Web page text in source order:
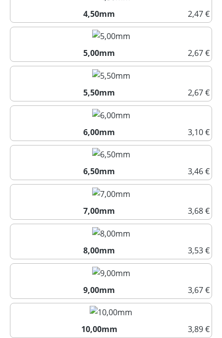
4,50mm
2,47 €
4,50mm
5,00mm
2,67 €
5,00mm
5,50mm
2,67 €
5,50mm
6,00mm
3,10 €
6,00mm
6,50mm
3,46 €
6,50mm
7,00mm
3,68 €
7,00mm
8,00mm
3,53 €
8,00mm
9,00mm
3,67 €
9,00mm
10,00mm
3,89 €